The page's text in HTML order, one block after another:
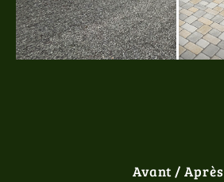
Avant / Après